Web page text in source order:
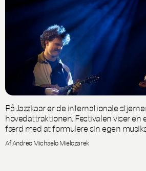
På Jazzkaar er de internationale
hovedattraktionen. Festivalen viser en
færd med at formulere sin egen
Af Andreo Michaelo Mielczarek